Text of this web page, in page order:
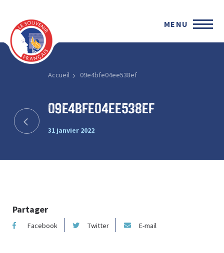
MENU
Accueil 09e4bfe04ee538ef
09e4bfe04ee538ef
31 janvier 2022
Partager
Facebook Twitter E-mail